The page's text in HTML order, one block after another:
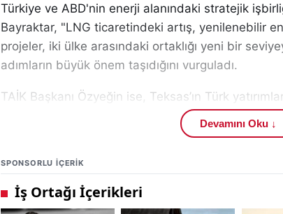
Türkiye ve ABD'nin enerji alanındaki stratejik
Bayraktar, "LNG ticaretindeki artış, yenilenebilir
projeler, iki ülke arasındaki ortaklığı yeni bir
adımların büyük önem taşıdığını vurguladı.
TAİK Başkanı Özyeğin ise, Teksas’ın Türk
geldiğini belirterek, 100 milyar dolarlık ticaret
çalışmalar yürütüldüğünü ifade etti. Özyeğin,
durumda" dedi.
Forumun bir parçası olarak düzenlenen "Enerji"
Devamını Oku ↓
SPONSORLU IÇERIK